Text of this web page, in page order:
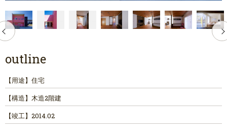
outline
【用途】 住宅
【構造】 木造2階建
【竣工】 2014.02